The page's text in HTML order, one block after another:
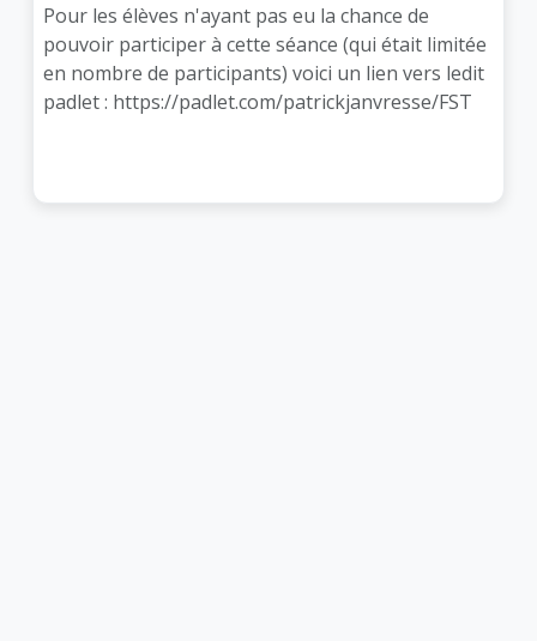
Pour les élèves n'ayant pas eu la chance de
pouvoir participer à cette séance (qui était limitée
en nombre de participants) voici un lien vers ledit
padlet : https://padlet.com/patrickjanvresse/FST